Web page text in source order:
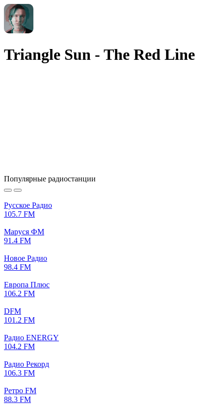
Triangle Sun - The Red Line
Популярные радиостанции
Русское Радио
105.7 FM
Маруся ФМ
91.4 FM
Новое Радио
98.4 FM
Европа Плюс
106.2 FM
DFM
101.2 FM
Радио ENERGY
104.2 FM
Радио Рекорд
106.3 FM
Ретро FM
88.3 FM